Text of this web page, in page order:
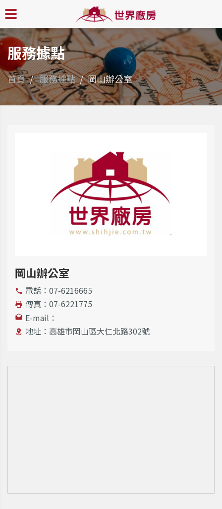
服務據點
首頁 服務據點 岡山辦公室
岡山辦公室
電話： 07-6216665
傳真：07-6221775
E-mail：
地址：高雄市岡山區大仁北路302號